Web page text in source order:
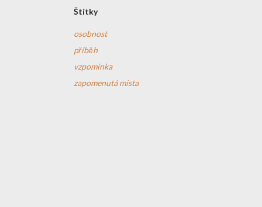
Štítky
osobnost
příběh
vzpomínka
zapomenutá místa